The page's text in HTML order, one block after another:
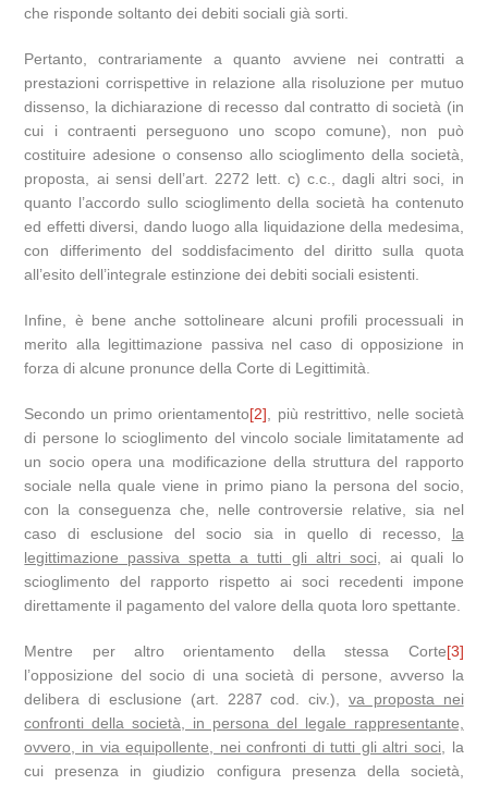
che risponde soltanto dei debiti sociali già sorti.
Pertanto, contrariamente a quanto avviene nei contratti a
prestazioni corrispettive in relazione alla risoluzione per mutuo
dissenso, la dichiarazione di recesso dal contratto di società (in
cui i contraenti perseguono uno scopo comune), non può
costituire adesione o consenso allo scioglimento della società,
proposta, ai sensi dell’art. 2272 lett. c) c.c., dagli altri soci, in
quanto l’accordo sullo scioglimento della società ha contenuto
ed effetti diversi, dando luogo alla liquidazione della medesima,
con differimento del soddisfacimento del diritto sulla quota
all’esito dell’integrale estinzione dei debiti sociali esistenti.
Infine, è bene anche sottolineare alcuni profili processuali in
merito alla legittimazione passiva nel caso di opposizione in
forza di alcune pronunce della Corte di Legittimità.
Secondo un primo orientamento[2], più restrittivo, nelle società
di persone lo scioglimento del vincolo sociale limitatamente ad
un socio opera una modificazione della struttura del rapporto
sociale nella quale viene in primo piano la persona del socio,
con la conseguenza che, nelle controversie relative, sia nel
caso di esclusione del socio sia in quello di recesso, la
legittimazione passiva spetta a tutti gli altri soci, ai quali lo
scioglimento del rapporto rispetto ai soci recedenti impone
direttamente il pagamento del valore della quota loro spettante.
Mentre per altro orientamento della stessa Corte[3]
l’opposizione del socio di una società di persone, avverso la
delibera di esclusione (art. 2287 cod. civ.),va proposta nei
confronti della società, in persona del legale rappresentante,
ovvero, in via equipollente, nei confronti di tutti gli altri soci, la
cui presenza in giudizio configura presenza della società,